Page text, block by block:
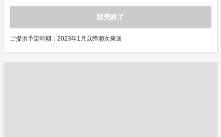
販売終了
ご提供予定時期：2023年1月以降順次発送